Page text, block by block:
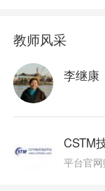
教师风采
李继康
CSTM
平台官